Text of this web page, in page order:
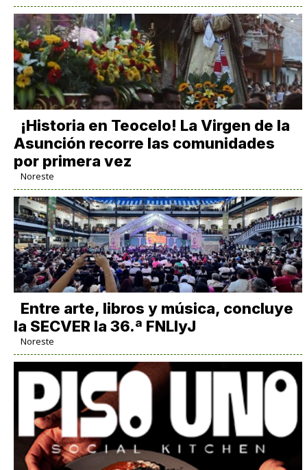
​¡Historia en Teocelo! La Virgen de la
Asunción recorre las comunidades
por primera vez
Noreste
Entre arte, libros y música, concluye
la SECVER la 36.ª FNLIyJ
Noreste